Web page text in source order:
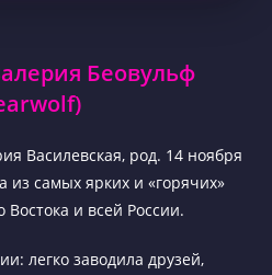
Беовульф
Василевская, род. 14 ноября
из самых ярких и «горячих»
и всей России.
легко заводила друзей,